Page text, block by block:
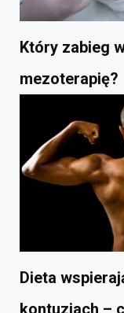
Który zabieg
mezoterapię?
Dieta
kontuzjach –